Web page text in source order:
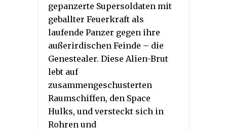
gepanzerte Supersoldaten mit
geballter Feuerkraft als
laufende Panzer gegen ihre
außerirdischen Feinde – die
Genestealer. Diese Alien-Brut
lebt auf
zusammengeschusterten
Raumschiffen, den Space
Hulks, und versteckt sich in
Rohren und